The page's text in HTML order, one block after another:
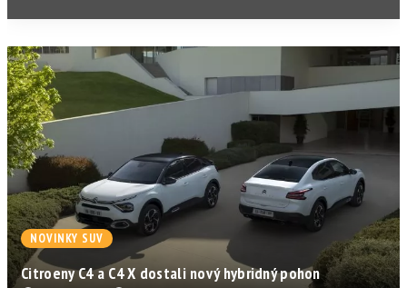
NOVINKY SUV
Citroeny C4 a C4 X dostali nový hybridný pohon